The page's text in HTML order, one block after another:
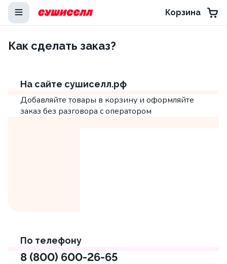
Корзина
Как сделать заказ?
На сайте сушиселл.рф
Добавляйте товары в корзину и оформляйте
заказ без разговора с оператором
По телефону
8 (800) 600-26-65